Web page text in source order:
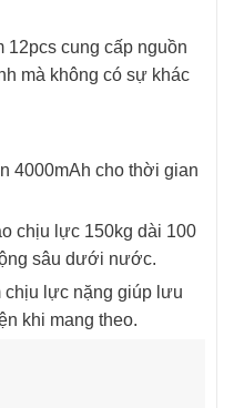
cung cấp nguồn
mà không có sự khác
4000mAh cho thời gian
chịu lực 150kg dài 100
sâu dưới nước.
chịu lực nặng giúp lưu
khi mang theo.